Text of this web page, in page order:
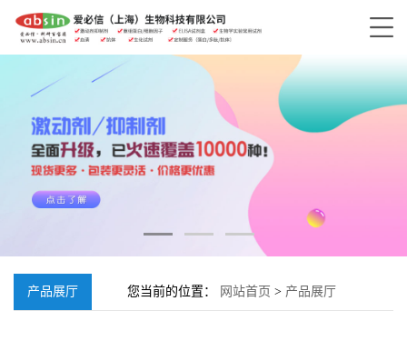
产品展厅 您当前的位置： 网站首页 > 产品展厅